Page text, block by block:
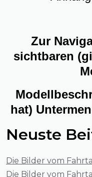
Zur
sichtbaren
hat)
Neuste
Die Bilder vom
Die Bilder vom